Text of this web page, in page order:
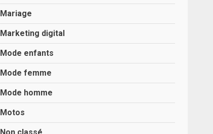
Mariage
Marketing digital
Mode enfants
Mode femme
Mode homme
Motos